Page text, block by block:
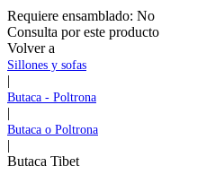
Requiere ensamblado: No
Consulta por este producto
Volver a
Sillones y sofas
|
Butaca - Poltrona
|
Butaca o Poltrona
|
Butaca Tibet